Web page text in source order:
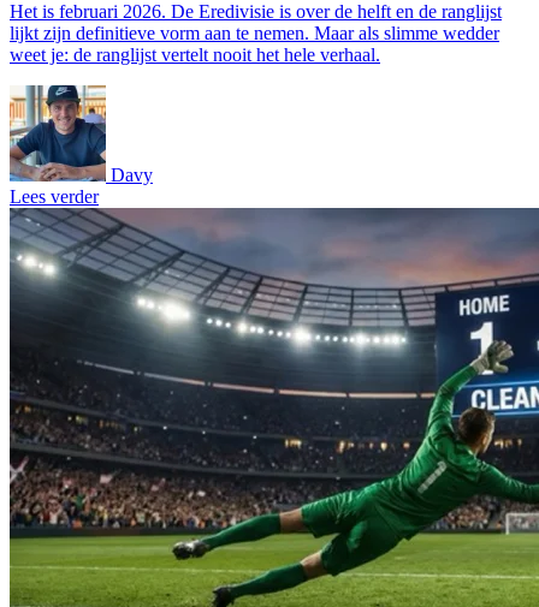
Het is februari 2026. De Eredivisie is over de helft en de ranglijst
lijkt zijn definitieve vorm aan te nemen. Maar als slimme wedder
weet je: de ranglijst vertelt nooit het hele verhaal.
Davy
Lees verder